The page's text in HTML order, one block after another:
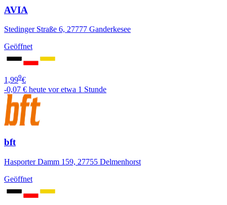
AVIA
Stedinger Straße 6, 27777 Ganderkesee
Geöffnet
1,999€
-0,07 € heute vor etwa 1 Stunde
bft
Hasporter Damm 159, 27755 Delmenhorst
Geöffnet